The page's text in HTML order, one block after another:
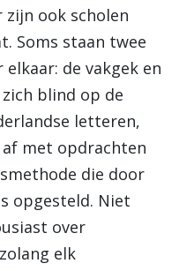
ook scholen
Soms staan twee
de vakgek en
blind op de
letteren,
met opdrachten
die door
opgesteld. Niet
over
elk